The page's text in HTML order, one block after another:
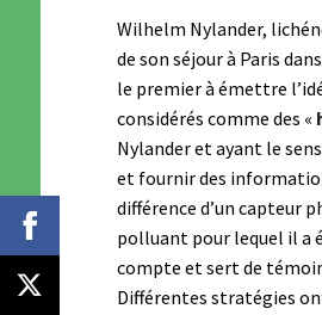
Wilhelm Nylander,
de son séjour à Paris
le premier à émettre
considérés comme des «
Nylander et ayant le
et fournir des
différence d’un capteur
polluant pour lequel il a
compte et sert de
Différentes stratégies